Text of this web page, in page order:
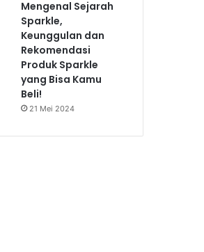
Mengenal Sejarah
Sparkle,
Keunggulan dan
Rekomendasi
Produk Sparkle
yang Bisa Kamu
Beli!
21 Mei 2024